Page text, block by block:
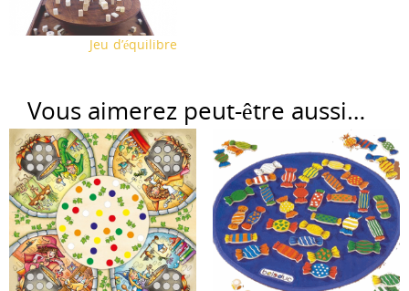
Jeu d’équilibre
Vous aimerez peut-être aussi…